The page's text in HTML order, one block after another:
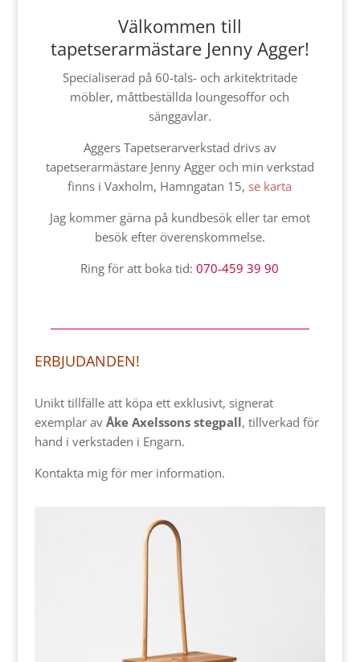
Välkommen till
tapetserarmästare Jenny Agger!
Specialiserad på 60-tals- och arkitektritade
möbler, måttbeställda loungesoffor och
sänggavlar.
Aggers Tapetserarverkstad drivs av
tapetserarmästare Jenny Agger och min verkstad
finns i Vaxholm, Hamngatan 15,se karta
Jag kommer gärna på kundbesök eller tar emot
besök efter överenskommelse.
Ring för att boka tid:070-459 39 90
ERBJUDANDEN!
Unikt tillfälle att köpa ett exklusivt, signerat
exemplar av Åke Axelssons stegpall, tillverkad för
hand i verkstaden i Engarn.
Kontakta mig för mer information.